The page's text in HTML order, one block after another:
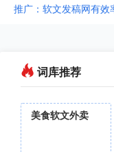
推广：软文发稿网有效
词库推荐
美食软文外卖